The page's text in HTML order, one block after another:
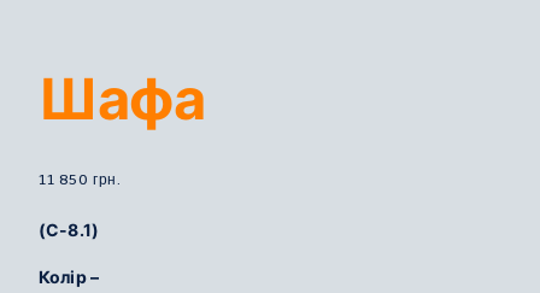
Шафа
11 850 грн.
(С-8.1)
Колір –